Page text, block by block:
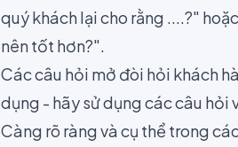
quý khách lại cho rằng ....?"
nên tốt hơn?".
Các câu hỏi mở đòi hỏi khách
dụng - hãy sử dụng các câu hỏi
Càng rõ ràng và cụ thể trong